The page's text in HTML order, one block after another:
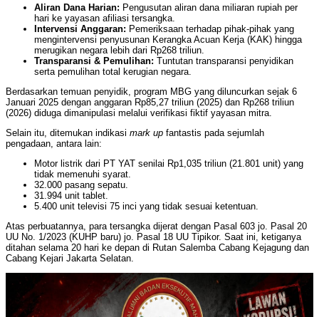
Aliran Dana Harian: Pengusutan aliran dana miliaran rupiah per
hari ke yayasan afiliasi tersangka.
Intervensi Anggaran: Pemeriksaan terhadap pihak-pihak yang
mengintervensi penyusunan Kerangka Acuan Kerja (KAK) hingga
merugikan negara lebih dari Rp268 triliun.
Transparansi & Pemulihan: Tuntutan transparansi penyidikan
serta pemulihan total kerugian negara.
Berdasarkan temuan penyidik, program MBG yang diluncurkan sejak 6
Januari 2025 dengan anggaran Rp85,27 triliun (2025) dan Rp268 triliun
(2026) diduga dimanipulasi melalui verifikasi fiktif yayasan mitra.
Selain itu, ditemukan indikasi mark up fantastis pada sejumlah
pengadaan, antara lain:
Motor listrik dari PT YAT senilai Rp1,035 triliun (21.801 unit) yang
tidak memenuhi syarat.
32.000 pasang sepatu.
31.994 unit tablet.
5.400 unit televisi 75 inci yang tidak sesuai ketentuan.
Atas perbuatannya, para tersangka dijerat dengan Pasal 603 jo. Pasal 20
UU No. 1/2023 (KUHP baru) jo. Pasal 18 UU Tipikor. Saat ini, ketiganya
ditahan selama 20 hari ke depan di Rutan Salemba Cabang Kejagung dan
Cabang Kejari Jakarta Selatan.